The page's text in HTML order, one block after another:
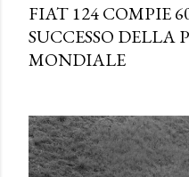
FIAT 124 COMPIE
SUCCESSO
MONDIALE